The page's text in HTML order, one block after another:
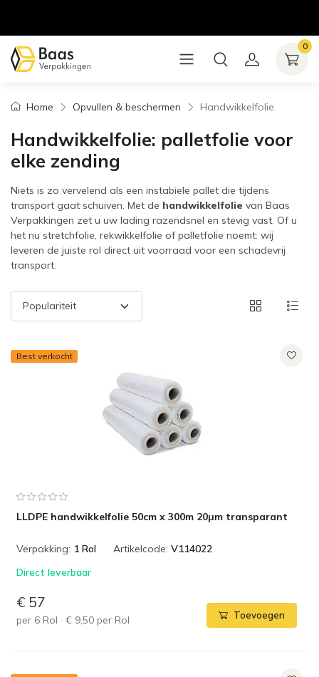
0
Home Opvullen & beschermen Handwikkelfolie
Handwikkelfolie: palletfolie voor
elke zending
Niets is zo vervelend als een instabiele pallet die tijdens
transport gaat schuiven. Met de handwikkelfolie van Baas
Verpakkingen zet u uw lading razendsnel en stevig vast. Of u
het nu stretchfolie, rekwikkelfolie of palletfolie noemt: wij
leveren de juiste rol direct uit voorraad voor een schadevrij
transport.
Best verkocht
LLDPE handwikkelfolie 50cm x 300m 20µm transparant
Verpakking: 1 Rol Artikelcode: V114022
Direct leverbaar
€ 57
per 6 Rol · € 9,50 per Rol Toevoegen